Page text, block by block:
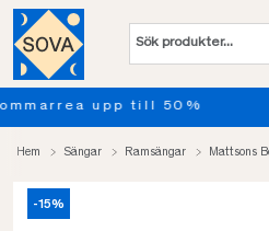
Provsov upp
Hem Sängar Ramsängar Mattsons
-15%